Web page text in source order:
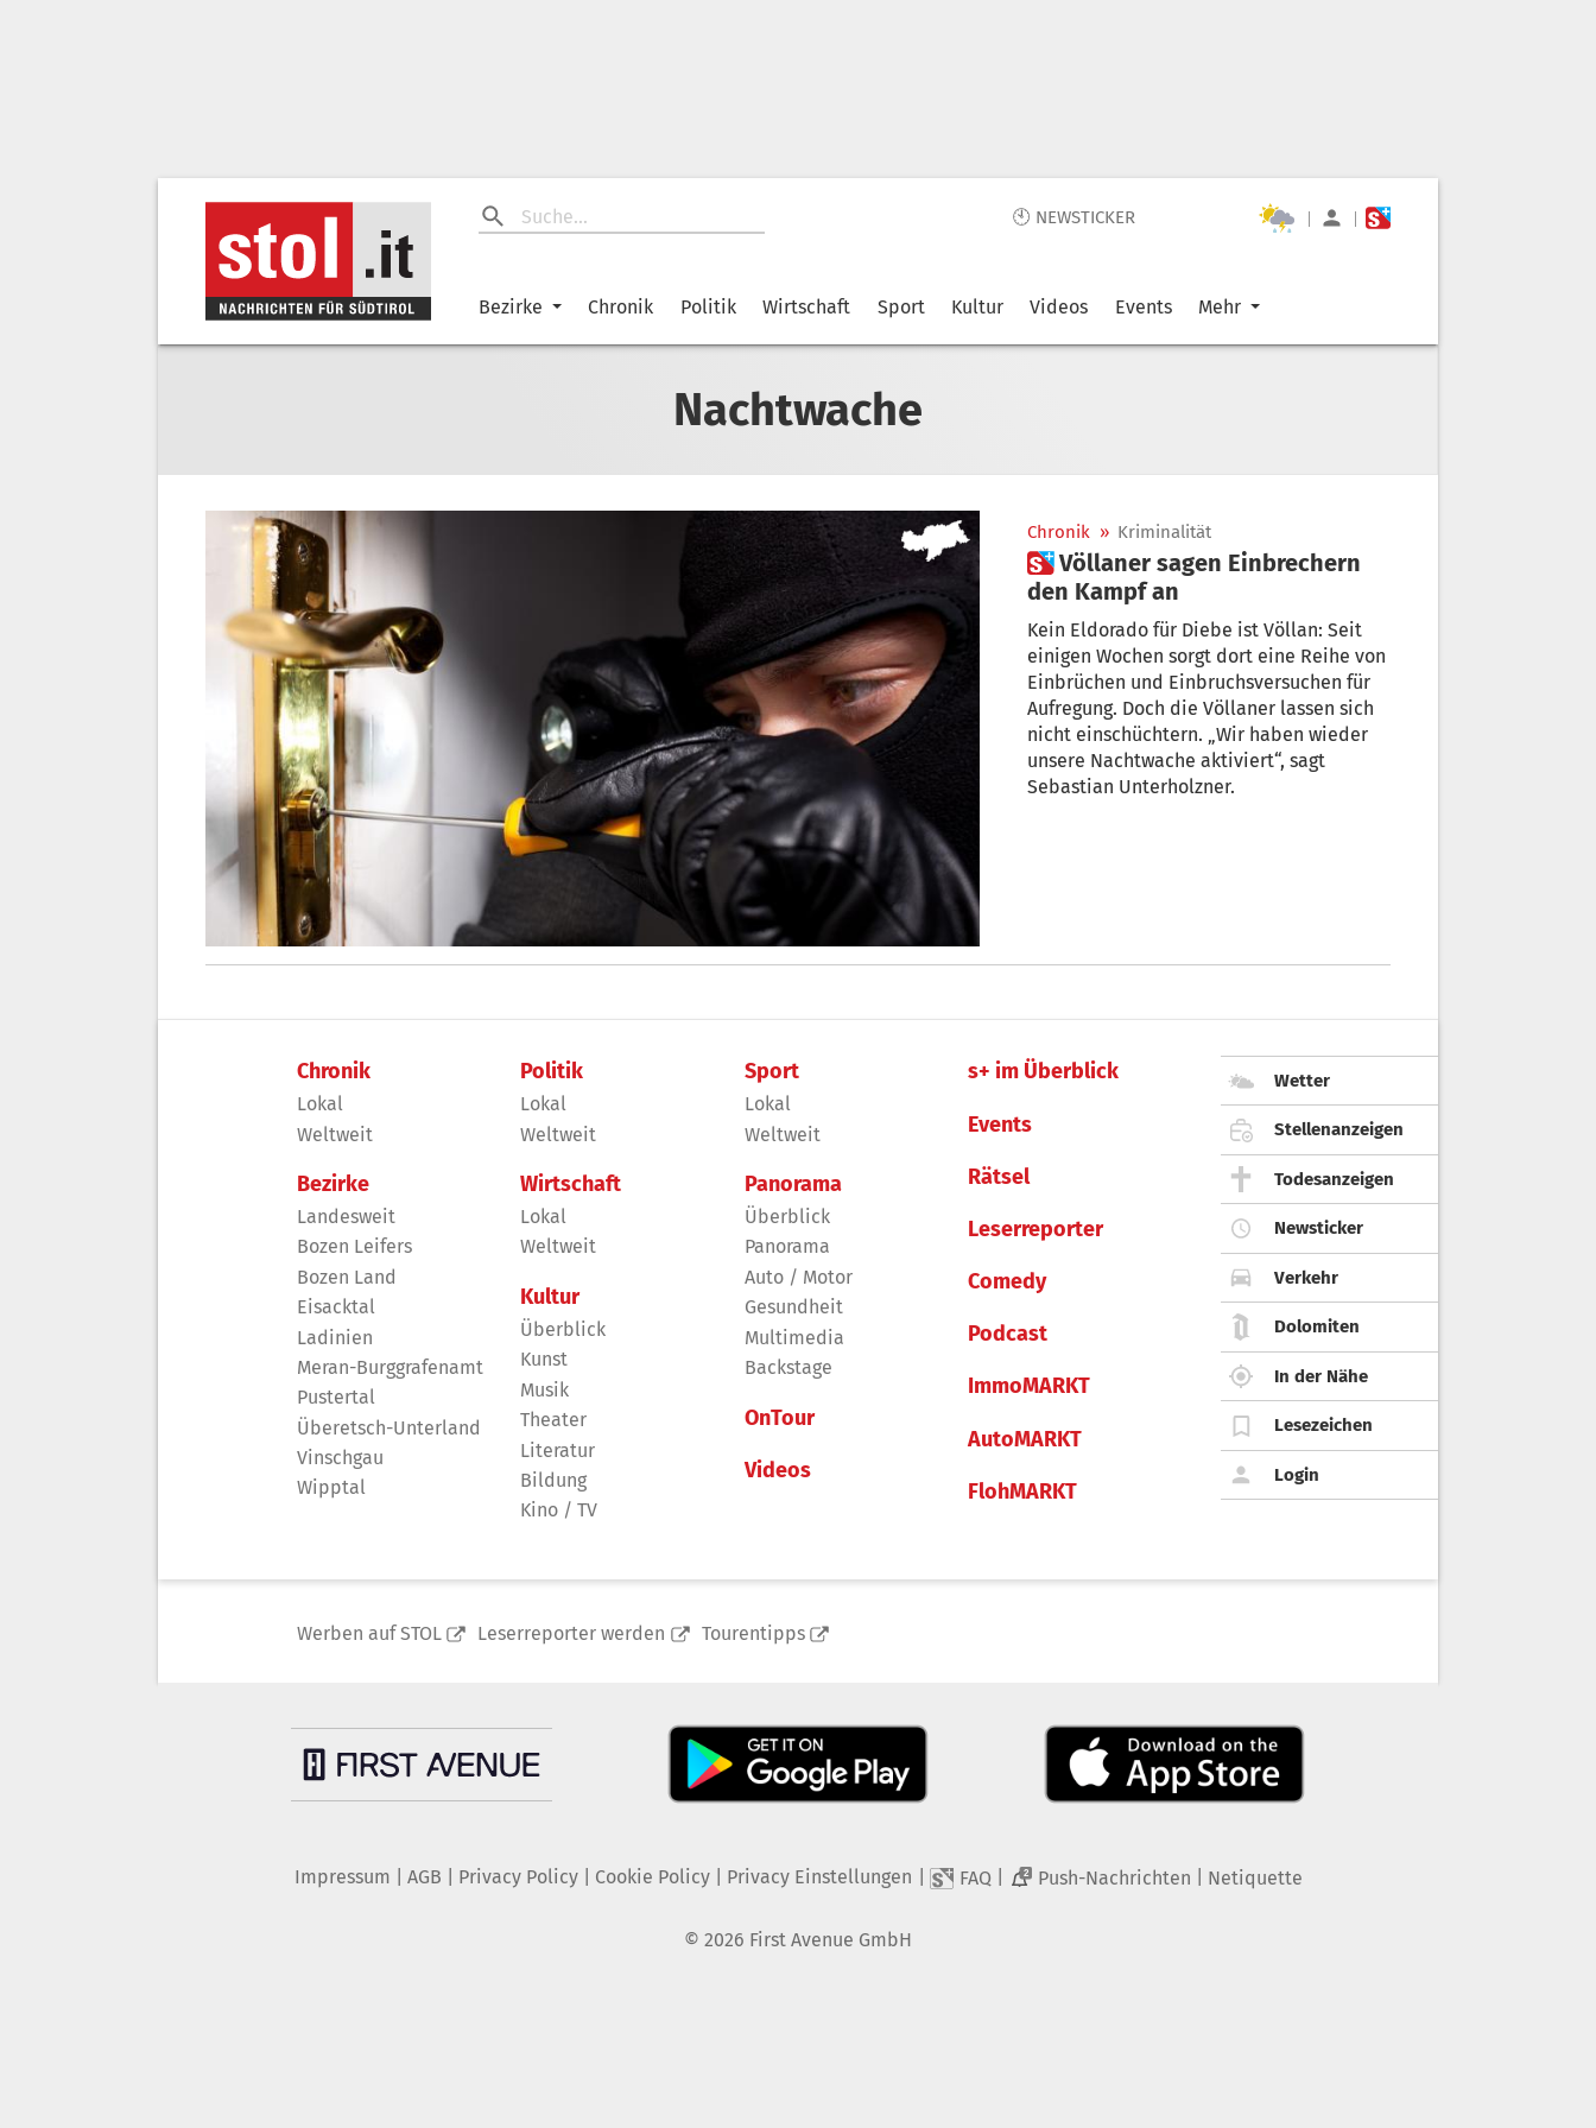
🕙 NEWSTICKER | |
Bezirke Chronik Politik Wirtschaft Sport Kultur Videos Events Mehr
Nachtwache
Chronik » Kriminalität
 Völlaner sagen Einbrechern
den Kampf an
Kein Eldorado für Diebe ist Völlan: Seit
einigen Wochen sorgt dort eine Reihe von
Einbrüchen und Einbruchsversuchen für
Aufregung. Doch die Völlaner lassen sich
nicht einschüchtern. „Wir haben wieder
unsere Nachtwache aktiviert“, sagt
Sebastian Unterholzner.
Chronik
Lokal
Weltweit
Bezirke
Landesweit
Bozen Leifers
Bozen Land
Eisacktal
Ladinien
Meran-Burggrafenamt
Pustertal
Überetsch-Unterland
Vinschgau
Wipptal
Politik
Lokal
Weltweit
Wirtschaft
Lokal
Weltweit
Kultur
Überblick
Kunst
Musik
Theater
Literatur
Bildung
Kino / TV
Sport
Lokal
Weltweit
Panorama
Überblick
Panorama
Auto / Motor
Gesundheit
Multimedia
Backstage
OnTour
Videos
s+ im Überblick
Events
Rätsel
Leserreporter
Comedy
Podcast
ImmoMARKT
AutoMARKT
FlohMARKT
Wetter
Stellenanzeigen
Todesanzeigen
Newsticker
Verkehr
Dolomiten
In der Nähe
Lesezeichen
Login
Werben auf STOL Leserreporter werden Tourentipps
Impressum AGB Privacy Policy| Cookie Policy| Privacy Einstellungen FAQ 2 Push-Nachrichten Netiquette
© 2026 First Avenue GmbH